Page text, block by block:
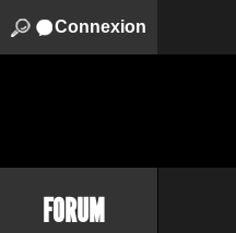
Connexion
FORUM